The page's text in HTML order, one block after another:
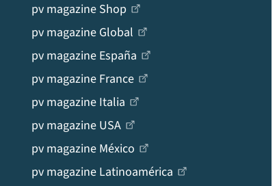
pv magazine Shop
pv magazine Global
pv magazine España
pv magazine France
pv magazine Italia
pv magazine USA
pv magazine México
pv magazine Latinoamérica